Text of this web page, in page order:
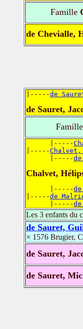
Famille
de Chevialle,
|-----de
de Sauret,
Famille
      |-----
|-----
      |-----
Chalvet,
      |-----
|-----de
      |-----
Les 3 enfants du
de Sauret,
× 1576 Brugier,
de Sauret,
de Sauret,